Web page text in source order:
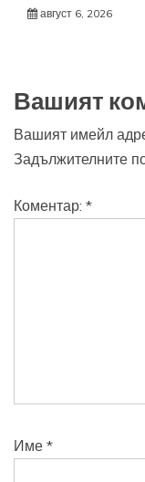
август 6, 2026
Вашият
Вашият имейл
Задължителните
Коментар: *
Име *